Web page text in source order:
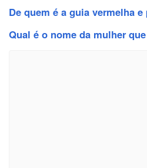
De quem é a guia vermelha e
Qual é o nome da mulher